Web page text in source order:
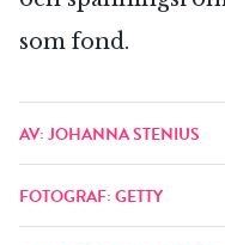
som fond.
AV: JOHANNA STENIUS
FOTOGRAF: GETTY